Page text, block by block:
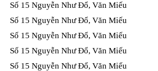
Số 15 Nguyễn Như Đổ, Văn Miếu​​​​
Số 15 Nguyễn Như Đổ, Văn Miếu​​​​
Số 15 Nguyễn Như Đổ, Văn Miếu​​​​
Số 15 Nguyễn Như Đổ, Văn Miếu​​​​
Số 15 Nguyễn Như Đổ, Văn Miếu​​​​